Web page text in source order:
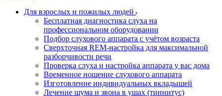
Для взрослых и пожилых людей
Бесплатная диагностика слуха на
профессиональном оборудовании
Подбор слухового аппарата с учётом возраста
Сверхточная REM-настройка для максимальной
разборчивости речи
Проверка слуха и настройка аппарата у вас дома
Временное ношение слухового аппарата
Изготовление индивидуальных вкладышей
Лечение шума и звона в ушах (тиннитус)